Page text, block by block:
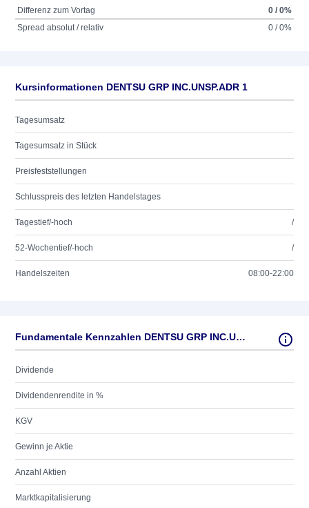
Differenz zum Vortag
0 / 0%
Spread absolut / relativ
0 / 0%
Kursinformationen DENTSU GRP INC.UNSP.ADR 1
Tagesumsatz
Tagesumsatz in Stück
Preisfeststellungen
Schlusspreis des letzten Handelstages
Tagestief/-hoch /
52-Wochentief/-hoch /
Handelszeiten 08:00-22:00
Fundamentale Kennzahlen DENTSU GRP INC.UNSP.ADR 1
Dividende
Dividendenrendite in %
KGV
Gewinn je Aktie
Anzahl Aktien
Marktkapitalisierung